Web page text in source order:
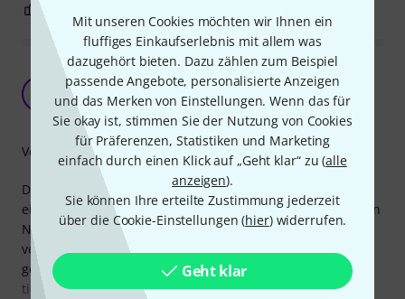
Mit unseren Cookies möchten wir Ihnen ein
fluffiges Einkaufserlebnis mit allem was
dazugehört bieten. Dazu zählen zum Beispiel
passende Angebote, personalisierte Anzeigen
und das Merken von Einstellungen. Wenn das für
Sie okay ist, stimmen Sie der Nutzung von Cookies
für Präferenzen, Statistiken und Marketing
einfach durch einen Klick auf „Geht klar“ zu (alle
anzeigen).
Sie können Ihre erteilte Zustimmung jederzeit
über die Cookie-Einstellungen (hier) widerrufen.
Geht klar
Hohe Kapazität, wenn der Akku denn
funktioniert
Joe.F. 21.07.2026
Die Akkus versprechen für ihre Größe das gewisse Extra -
ein bisschen mehr Kapazität als die meisten vergleichbaren
NiMH-Akkus. Ich habe die Akkus eine Weile nicht
verwendet, was den drei der vier Akkus nicht sonderlich
gekümmert hat. Einer davon hat sich allerdings dermaßen
tief entladen, dass er vom Ladegeräte nicht mehr erkannt
Verarbeitung